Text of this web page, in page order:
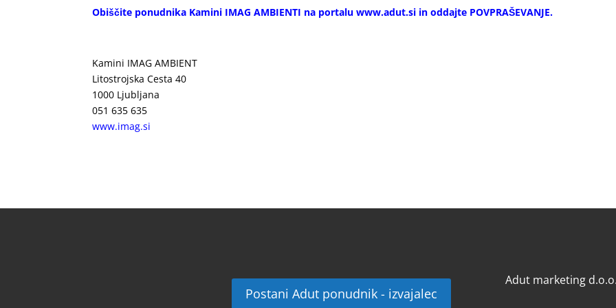
Obiščite ponudnika Kamini IMAG AMBIENTI na portalu www.adut.si in oddajte POVPRAŠEVANJE.
Kamini IMAG AMBIENT
Litostrojska Cesta 40
1000 Ljubljana
051 635 635
www.imag.si
Postani Adut ponudnik - izvajalec
Adut marketing